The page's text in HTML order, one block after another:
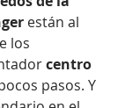
están al
los
centro
pasos. Y